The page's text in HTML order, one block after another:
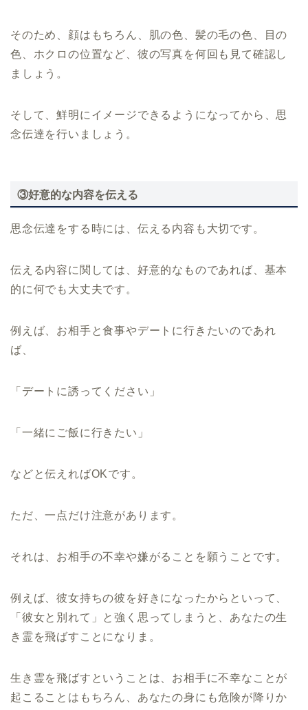
そのため、顔はもちろん、肌の色、髪の毛の色、目の
色、ホクロの位置など、彼の写真を何回も見て確認し
ましょう。
そして、鮮明にイメージできるようになってから、思
念伝達を行いましょう。
③好意的な内容を伝える
思念伝達をする時には、伝える内容も大切です。
伝える内容に関しては、好意的なものであれば、基本
的に何でも大丈夫です。
例えば、お相手と食事やデートに行きたいのであれ
ば、
「デートに誘ってください」
「一緒にご飯に行きたい」
などと伝えればOKです。
ただ、一点だけ注意があります。
それは、お相手の不幸や嫌がることを願うことです。
例えば、彼女持ちの彼を好きになったからといって、
「彼女と別れて」と強く思ってしまうと、あなたの生
き霊を飛ばすことになりま。
生き霊を飛ばすということは、お相手に不幸なことが
起こることはもちろん、あなたの身にも危険が降りか